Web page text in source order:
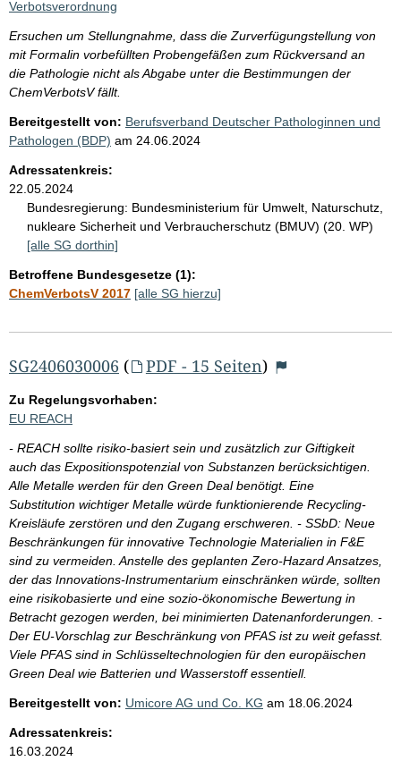
Verbotsverordnung
Ersuchen um Stellungnahme, dass die Zurverfügungstellung von
mit Formalin vorbefüllten Probengefäßen zum Rückversand an
die Pathologie nicht als Abgabe unter die Bestimmungen der
ChemVerbotsV fällt.
Bereitgestellt von: Berufsverband Deutscher Pathologinnen und
Pathologen (BDP) am 24.06.2024
Adressatenkreis:
22.05.2024
Bundesregierung: Bundesministerium für Umwelt, Naturschutz,
nukleare Sicherheit und Verbraucherschutz (BMUV) (20. WP)
[alle SG dorthin]
Betroffene Bundesgesetze (1):
ChemVerbotsV 2017 [alle SG hierzu]
SG2406030006 ( PDF - 15 Seiten)
Zu Regelungsvorhaben:
EU REACH
- REACH sollte risiko-basiert sein und zusätzlich zur Giftigkeit
auch das Expositionspotenzial von Substanzen berücksichtigen.
Alle Metalle werden für den Green Deal benötigt. Eine
Substitution wichtiger Metalle würde funktionierende Recycling-
Kreisläufe zerstören und den Zugang erschweren. - SSbD: Neue
Beschränkungen für innovative Technologie Materialien in F&E
sind zu vermeiden. Anstelle des geplanten Zero-Hazard Ansatzes,
der das Innovations-Instrumentarium einschränken würde, sollten
eine risikobasierte und eine sozio-ökonomische Bewertung in
Betracht gezogen werden, bei minimierten Datenanforderungen. -
Der EU-Vorschlag zur Beschränkung von PFAS ist zu weit gefasst.
Viele PFAS sind in Schlüsseltechnologien für den europäischen
Green Deal wie Batterien und Wasserstoff essentiell.
Bereitgestellt von: Umicore AG und Co. KG am 18.06.2024
Adressatenkreis:
16.03.2024